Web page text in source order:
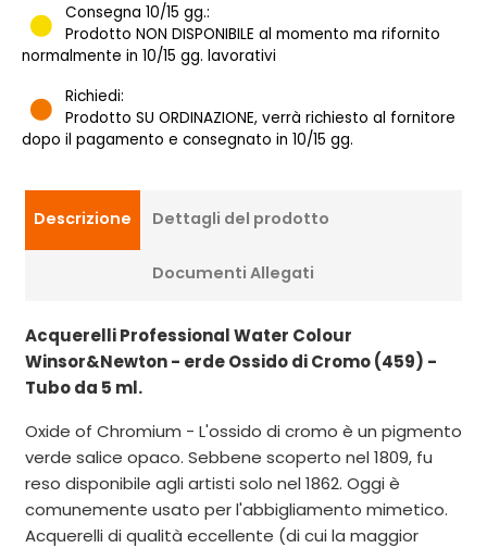
Consegna 10/15 gg.:
Prodotto NON DISPONIBILE al momento ma rifornito
normalmente in 10/15 gg. lavorativi
Richiedi:
Prodotto SU ORDINAZIONE, verrà richiesto al fornitore
dopo il pagamento e consegnato in 10/15 gg.
Descrizione Dettagli del prodotto
Documenti Allegati
Acquerelli Professional Water Colour
Winsor&Newton - erde Ossido di Cromo (459) -
Tubo da 5 ml.
Oxide of Chromium - L'ossido di cromo è un pigmento
verde salice opaco. Sebbene scoperto nel 1809, fu
reso disponibile agli artisti solo nel 1862. Oggi è
comunemente usato per l'abbigliamento mimetico.
Acquerelli di qualità eccellente (di cui la maggior